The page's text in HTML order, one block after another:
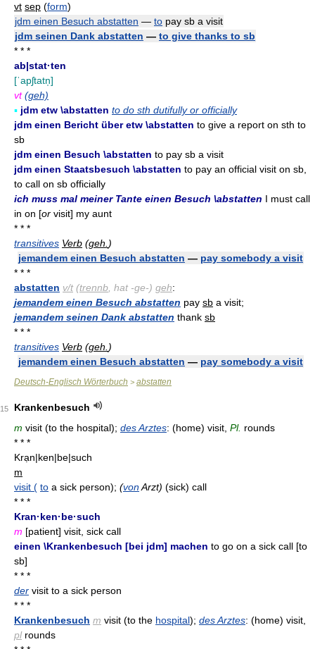
vt sep (form)
jdm einen Besuch abstatten — to pay sb a visit
jdm seinen Dank abstatten — to give thanks to sb
* * *
ab|stat·ten
[ˈapʃtatn̩]
vt (geh)
▪ jdm etw \abstatten to do sth dutifully or officially
jdm einen Bericht über etw \abstatten to give a report on sth to
sb
jdm einen Besuch \abstatten to pay sb a visit
jdm einen Staatsbesuch \abstatten to pay an official visit on sb,
to call on sb officially
ich muss mal meiner Tante einen Besuch \abstatten I must call
in on [or visit] my aunt
* * *
transitives Verb (geh. )
jemandem einen Besuch abstatten — pay somebody a visit
* * *
abstatten v/t (trennb , hat -ge-) geh:
jemandem einen Besuch abstatten pay sb a visit;
jemandem seinen Dank abstatten thank sb
* * *
transitives Verb (geh. )
jemandem einen Besuch abstatten — pay somebody a visit
Deutsch-Englisch Wörterbuch > abstatten
15
Krankenbesuch
m visit (to the hospital); des Arztes: (home) visit, Pl. rounds
* * *
Krạn|ken|be|such
m
visit ( to a sick person); (vonArzt) (sick) call
* * *
Kran·ken·be·such
m [patient] visit, sick call
einen \Krankenbesuch [bei jdm] machen to go on a sick call [to
sb]
* * *
der visit to a sick person
* * *
Krankenbesuch m visit (to the hospital); des Arztes: (home) visit,
plrounds